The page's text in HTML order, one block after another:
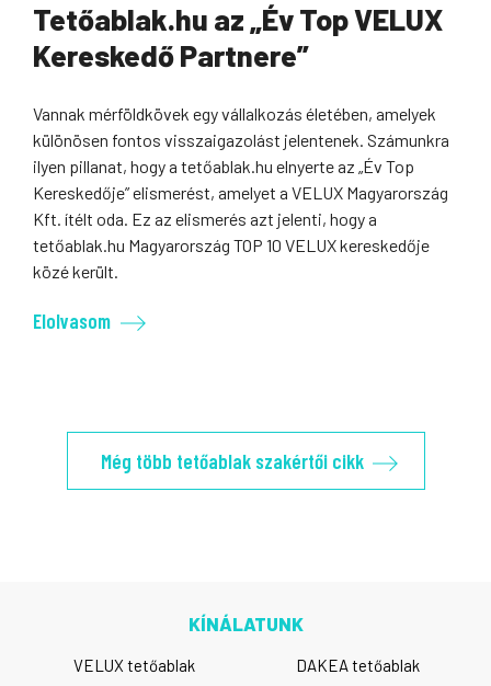
Tetőablak.hu az „Év Top VELUX
Kereskedő Partnere”
Vannak mérföldkövek egy vállalkozás életében, amelyek
különösen fontos visszaigazolást jelentenek. Számunkra
ilyen pillanat, hogy a tetőablak.hu elnyerte az „Év Top
Kereskedője” elismerést, amelyet a VELUX Magyarország
Kft. ítélt oda. Ez az elismerés azt jelenti, hogy a
tetőablak.hu Magyarország TOP 10 VELUX kereskedője
közé került.
Elolvasom
Még több tetőablak szakértői cikk
KÍNÁLATUNK
VELUX tetőablak
DAKEA tetőablak